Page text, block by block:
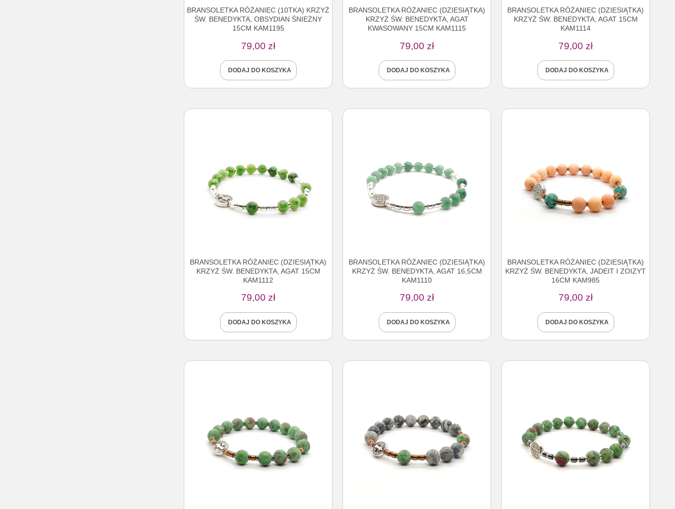
BRANSOLETKA RÓŻANIEC (10TKA) KRZYŻ
ŚW. BENEDYKTA, OBSYDIAN ŚNIEŻNY
15CM KAM1195
79,00 zł
DODAJ DO KOSZYKA
BRANSOLETKA RÓŻANIEC (DZIESIĄTKA)
KRZYŻ ŚW. BENEDYKTA, AGAT
KWASOWANY 15CM KAM1115
79,00 zł
DODAJ DO KOSZYKA
BRANSOLETKA RÓŻANIEC (DZIESIĄTKA)
KRZYŻ ŚW. BENEDYKTA, AGAT 15CM
KAM1114
79,00 zł
DODAJ DO KOSZYKA
BRANSOLETKA RÓŻANIEC (DZIESIĄTKA)
KRZYŻ ŚW. BENEDYKTA, AGAT 15CM
KAM1112
79,00 zł
DODAJ DO KOSZYKA
BRANSOLETKA RÓŻANIEC (DZIESIĄTKA)
KRZYŻ ŚW. BENEDYKTA, AGAT 16,5CM
KAM1110
79,00 zł
DODAJ DO KOSZYKA
BRANSOLETKA RÓŻANIEC (DZIESIĄTKA)
KRZYŻ ŚW. BENEDYKTA, JADEIT I ZOIZYT
16CM KAM985
79,00 zł
DODAJ DO KOSZYKA